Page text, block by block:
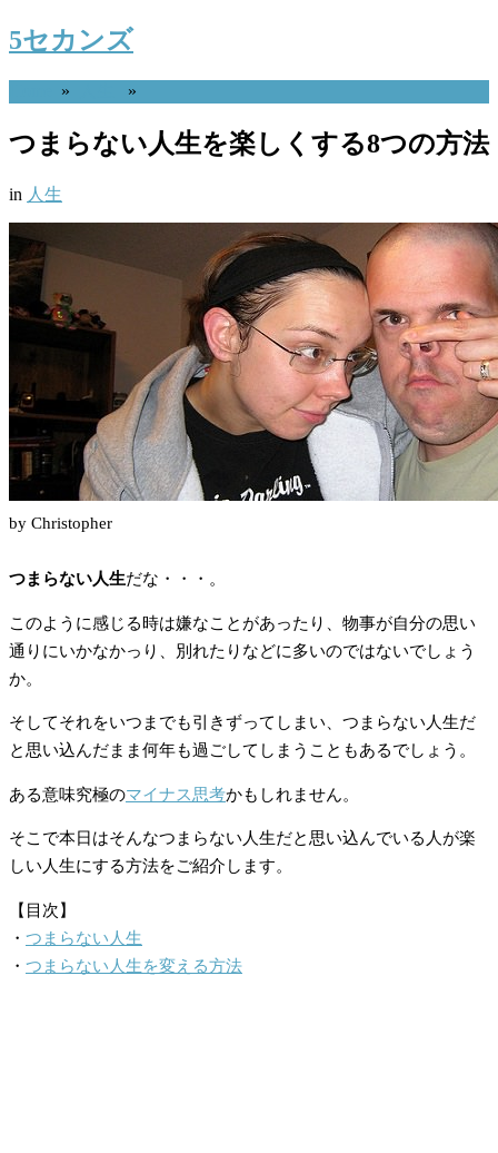
5セカンズ
» »
つまらない人生を楽しくする8つの方法
in 人生
by Christopher
つまらない人生だな・・・。
このように感じる時は嫌なことがあったり、物事が自分の思い
通りにいかなかっり、別れたりなどに多いのではないでしょう
か。
そしてそれをいつまでも引きずってしまい、つまらない人生だ
と思い込んだまま何年も過ごしてしまうこともあるでしょう。
ある意味究極のマイナス思考かもしれません。
そこで本日はそんなつまらない人生だと思い込んでいる人が楽
しい人生にする方法をご紹介します。
【目次】
・ つまらない人生
・ つまらない人生を変える方法